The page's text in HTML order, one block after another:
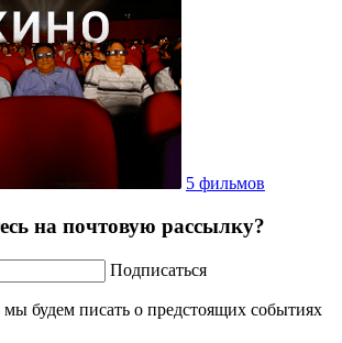
5 фильмов
на почтовую рассылку?
Подписаться
будем писать о предстоящих событиях